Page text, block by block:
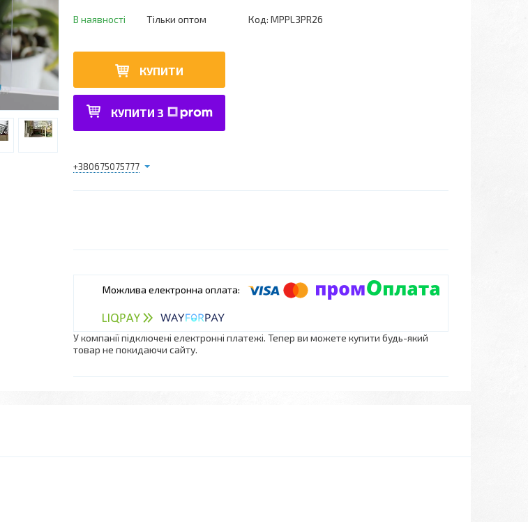
В наявності Тільки оптом Код: MPPL3PR26
КУПИТИ
КУПИТИ З
+380675075777
У компанії підключені електронні платежі. Тепер ви можете купити будь-який
товар не покидаючи сайту.